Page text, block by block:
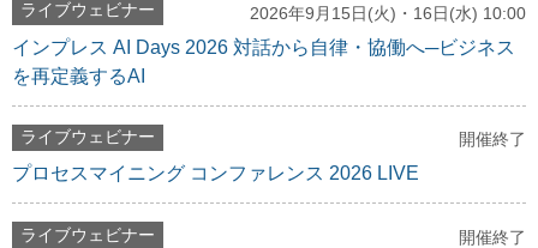
ライブウェビナー 2026年9月15日(火)・16日(水) 10:00
インプレス AI Days 2026 対話から自律・協働へ─ビジネス
を再定義するAI
ライブウェビナー 開催終了
プロセスマイニング コンファレンス 2026 LIVE
ライブウェビナー 開催終了